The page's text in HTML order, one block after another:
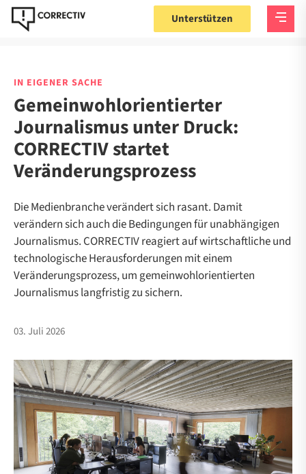
Unterstützen
IN EIGENER SACHE
Gemeinwohlorientierter
Journalismus unter Druck:
CORRECTIV startet
Veränderungsprozess
Die Medienbranche verändert sich rasant. Damit
verändern sich auch die Bedingungen für unabhängigen
Journalismus. CORRECTIV reagiert auf wirtschaftliche und
technologische Herausforderungen mit einem
Veränderungsprozess, um gemeinwohlorientierten
Journalismus langfristig zu sichern.
03. Juli 2026